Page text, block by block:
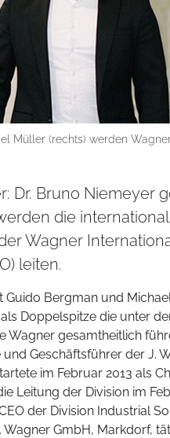
Müller (rechts) werden
Dr. Bruno Niemeyer
die
Wagner
leiten.
Guido Bergman und
Doppelspitze die unter
gesamtheitlich
Geschäftsführer der J.
im Februar 2013 als
Leitung der Division im
der Division Industrial
GmbH, Markdorf,